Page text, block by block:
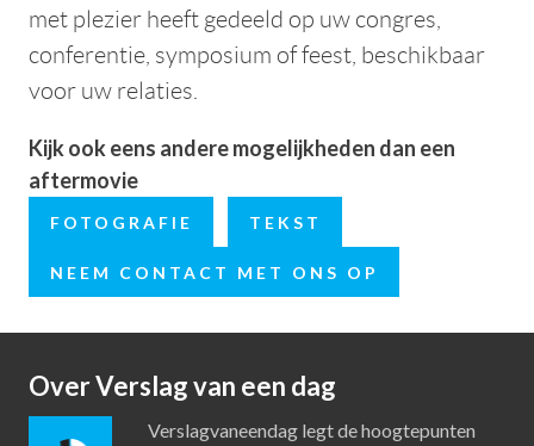
met plezier heeft gedeeld op uw congres,
conferentie, symposium of feest, beschikbaar
voor uw relaties.
Kijk ook eens andere mogelijkheden dan een
aftermovie
FOTOGRAFIE TEKST
NEEM CONTACT MET ONS OP
Over Verslag van een dag
Verslagvaneendag legt de hoogtepunten